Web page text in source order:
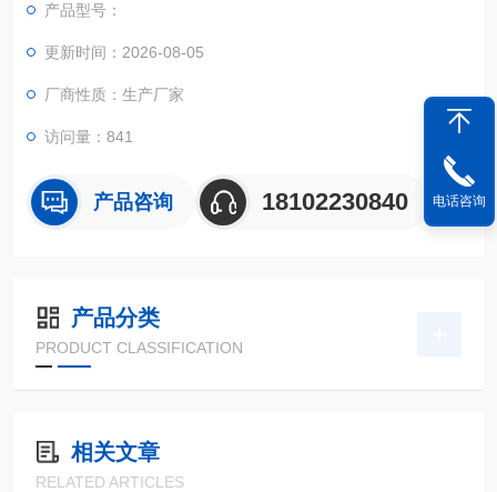
产品型号：
更新时间：2026-08-05
厂商性质：生产厂家
访问量：841
产品咨询 18102230840
产品分类
PRODUCT CLASSIFICATION
相关文章
RELATED ARTICLES
电话咨询